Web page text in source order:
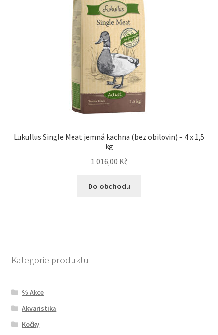
Lukullus Single Meat jemná kachna (bez obilovin) – 4 x 1,5
kg
1 016,00 Kč
Do obchodu
Kategorie produktu
% Akce
Akvaristika
Kočky